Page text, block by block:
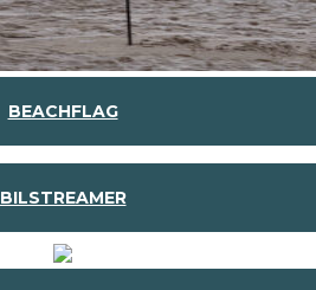
BEACHFLAG
BILSTREAMER